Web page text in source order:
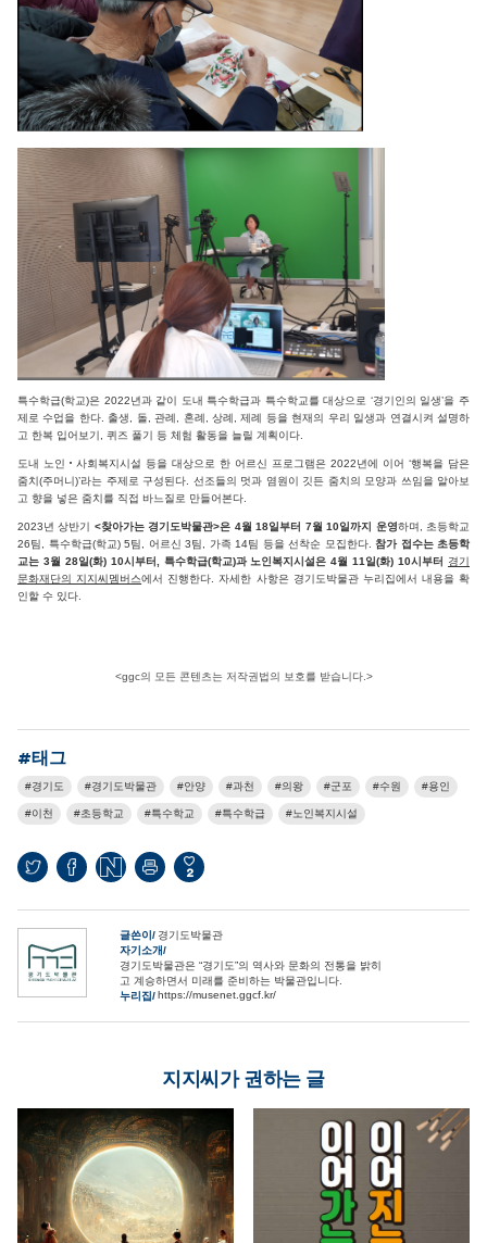
특수학급(학교)은 2022년과 같이 도내 특수학급과 특수학교를 대상으로 ‘경기인의 일생’을 주
제로 수업을 한다. 출생, 돌, 관례, 혼례, 상례, 제례 등을 현재의 우리 일생과 연결시켜 설명하
고 한복 입어보기, 퀴즈 풀기 등 체험 활동을 늘릴 계획이다.
도내 노인‧사회복지시설 등을 대상으로 한 어르신 프로그램은 2022년에 이어 ‘행복을 담은
줌치(주머니)’라는 주제로 구성된다. 선조들의 멋과 염원이 깃든 줌치의 모양과 쓰임을 알아보
고 향을 넣은 줌치를 직접 바느질로 만들어본다.
2023년 상반기 <찾아가는 경기도박물관>은 4월 18일부터 7월 10일까지 운영하며, 초등학교
26팀, 특수학급(학교) 5팀, 어르신 3팀, 가족 14팀 등을 선착순 모집한다. 참가 접수는 초등학
교는 3월 28일(화) 10시부터, 특수학급(학교)과 노인복지시설은 4월 11일(화) 10시부터 경기
문화재단의 지지씨멤버스에서 진행한다. 자세한 사항은 경기도박물관 누리집에서 내용을 확
인할 수 있다.
<ggc의 모든 콘텐츠는 저작권법의 보호를 받습니다.>
#태그
경기도 경기도박물관 안양 과천 의왕 군포 수원 용인
이천 초등학교 특수학교 특수학급 노인복지시설
2
글쓴이
경기도박물관
자기소개
경기도박물관은 “경기도”의 역사와 문화의 전통을 밝히
고 계승하면서 미래를 준비하는 박물관입니다.
누리집
https://musenet.ggcf.kr/
지지씨가 권하는 글